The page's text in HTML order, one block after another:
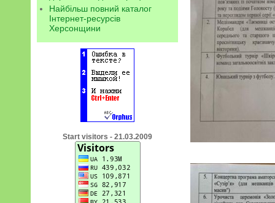
Найбільш повний каталог
Інтернет-ресурсів
Херсонщини
Start visitors - 21.03.2009